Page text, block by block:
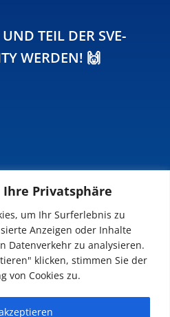
Privatsphäre
um Ihr Surferlebnis zu
Anzeigen oder Inhalte
Datenverkehr zu analysieren.
klicken, stimmen Sie der
von Cookies zu.
TEIL DER SVE-
WERDEN! 🙌